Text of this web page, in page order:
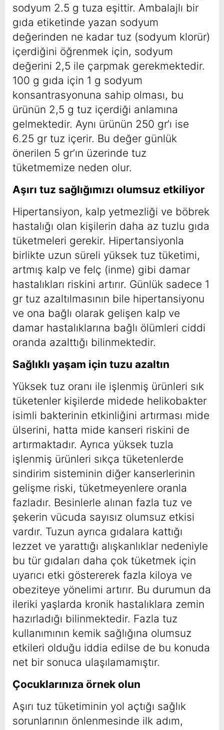
sodyum 2.5 g tuza eşittir. Ambalajlı bir
gıda etiketinde yazan sodyum
değerinden ne kadar tuz (sodyum klorür)
içerdiğini öğrenmek için, sodyum
değerini 2,5 ile çarpmak gerekmektedir.
100 g gıda için 1 g sodyum
konsantrasyonuna sahip olması, bu
ürünün 2,5 g tuz içerdiği anlamına
gelmektedir. Aynı ürünün 250 gr’ı ise
6.25 gr tuz içerir. Bu değer günlük
önerilen 5 gr’ın üzerinde tuz
tüketmemize neden olur.
Aşırı tuz sağlığımızı olumsuz etkiliyor
Hipertansiyon, kalp yetmezliği ve böbrek
hastalığı olan kişilerin daha az tuzlu gıda
tüketmeleri gerekir. Hipertansiyonla
birlikte uzun süreli yüksek tuz tüketimi,
artmış kalp ve felç (inme) gibi damar
hastalıkları riskini artırır. Günlük sadece 1
gr tuz azaltılmasının bile hipertansiyonu
ve ona bağlı olarak gelişen kalp ve
damar hastalıklarına bağlı ölümleri ciddi
oranda azalttığı bilinmektedir.
Sağlıklı yaşam için tuzu azaltın
Yüksek tuz oranı ile işlenmiş ürünleri sık
tüketenler kişilerde midede helikobakter
isimli bakterinin etkinliğini artırması mide
ülserini, hatta mide kanseri riskini de
artırmaktadır. Ayrıca yüksek tuzla
işlenmiş ürünleri sıkça tüketenlerde
sindirim sisteminin diğer kanserlerinin
gelişme riski, tüketmeyenlere oranla
fazladır. Besinlerle alınan fazla tuz ve
şekerin vücuda sayısız olumsuz etkisi
vardır. Tuzun ayrıca gıdalara kattığı
lezzet ve yarattığı alışkanlıklar nedeniyle
bu tür gıdaları daha çok tüketmek için
uyarıcı etki göstererek fazla kiloya ve
obeziteye yönelimi artırır. Bu durumun da
ileriki yaşlarda kronik hastalıklara zemin
hazırladığı bilinmektedir. Fazla tuz
kullanımının kemik sağlığına olumsuz
etkileri olduğu iddia edilse de bu konuda
net bir sonuca ulaşılamamıştır.
Çocuklarınıza örnek olun
Aşırı tuz tüketiminin yol açtığı sağlık
sorunlarının önlenmesinde ilk adım,